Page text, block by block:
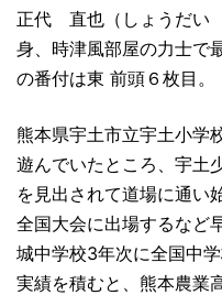
正代 直也（しょうだい
身、時津風部屋の力士で
の番付は東 前頭６枚目。
熊本県宇土市立宇土小学
遊んでいたところ、宇土
を見出されて道場に通い
全国大会に出場するなど
城中学校3年次に全国中
実績を積むと、熊本農業